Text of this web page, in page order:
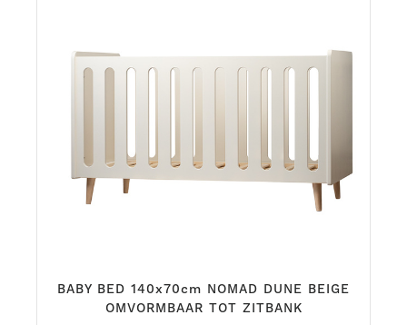
BABY BED 140x70cm NOMAD DUNE BEIGE
OMVORMBAAR TOT ZITBANK